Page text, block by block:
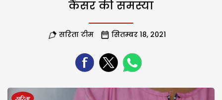
कैंसर की समस्या
सरिता टीम सितम्बर 18, 2021